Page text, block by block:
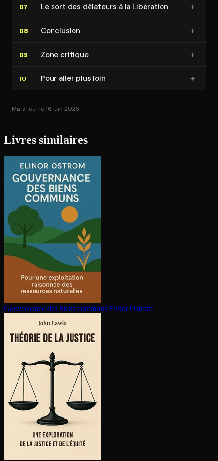
07 Le sort des délateurs à la Libération +
08 Conclusion +
09 Zone critique +
10 Pour aller plus loin +
Mis à jour le 16 juin 2026
Livres similaires
Gouvernance des biens communs Elinor Ostrom